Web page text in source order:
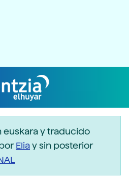
euskara y traducido
Eliay sin posterior